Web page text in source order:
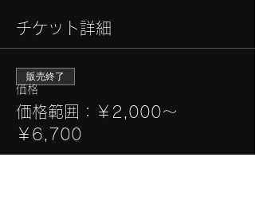
チケット詳細
価格
価格範囲：￥2,000〜
￥6,700
販売終了